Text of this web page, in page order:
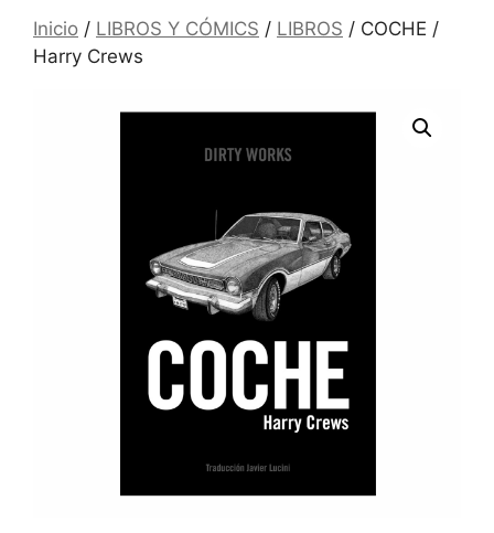
Inicio / LIBROS Y CÓMICS / LIBROS / COCHE /
Harry Crews